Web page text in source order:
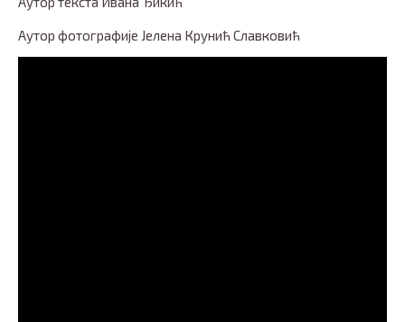
Аутор фотографије Јелена Крунић Славковић